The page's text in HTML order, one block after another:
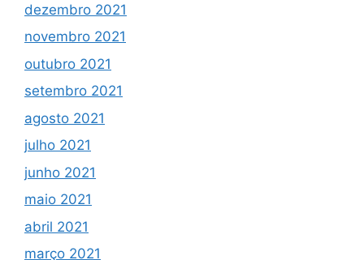
dezembro 2021
novembro 2021
outubro 2021
setembro 2021
agosto 2021
julho 2021
junho 2021
maio 2021
abril 2021
março 2021